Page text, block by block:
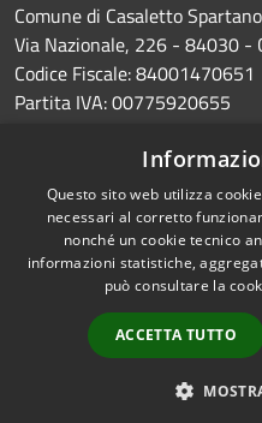
Comune di Casaletto Spartano
Via Nazionale, 226 - 84030 -
Codice Fiscale: 84001470651
Partita IVA: 00775920655
Centralino Unico:
RSS
Accessibilità
Questo sito web utilizza
necessari al corretto
nonché un cookie tecnico
informazioni statistiche,
può consultare la
ACCETTA TUTTO